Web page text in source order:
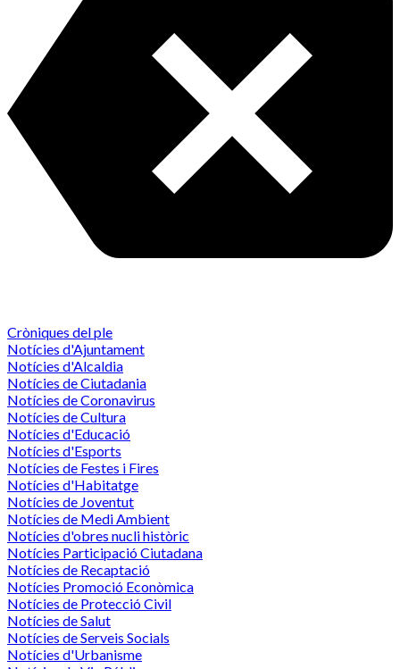
Cròniques del ple
Notícies d'Ajuntament
Notícies d'Alcaldia
Notícies de Ciutadania
Notícies de Coronavirus
Notícies de Cultura
Notícies d'Educació
Notícies d'Esports
Notícies de Festes i Fires
Notícies d'Habitatge
Notícies de Joventut
Notícies de Medi Ambient
Notícies d'obres nucli històric
Notícies Participació Ciutadana
Notícies de Recaptació
Notícies Promoció Econòmica
Notícies de Protecció Civil
Notícies de Salut
Notícies de Serveis Socials
Notícies d'Urbanisme